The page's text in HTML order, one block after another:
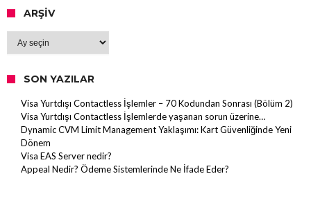
ARŞIV
SON YAZILAR
Visa Yurtdışı Contactless İşlemler – 70 Kodundan Sonrası (Bölüm 2)
Visa Yurtdışı Contactless İşlemlerde yaşanan sorun üzerine…
Dynamic CVM Limit Management Yaklaşımı: Kart Güvenliğinde Yeni
Dönem
Visa EAS Server nedir?
Appeal Nedir? Ödeme Sistemlerinde Ne İfade Eder?